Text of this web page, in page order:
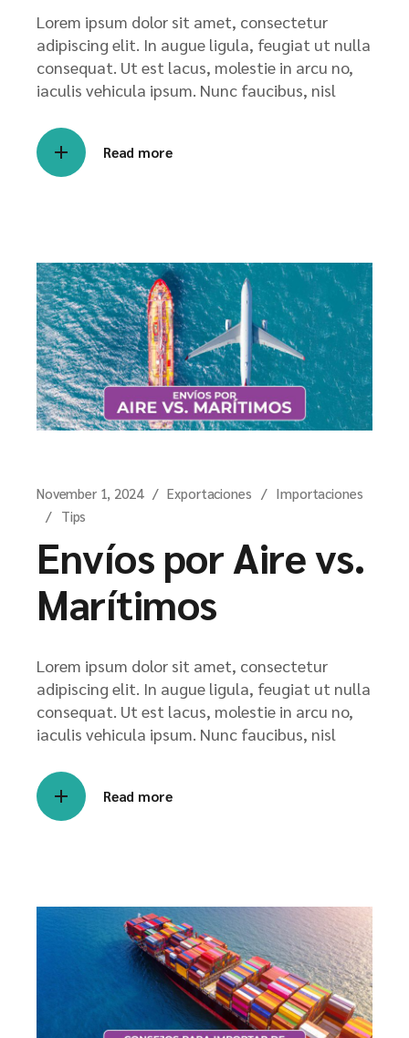
Lorem ipsum dolor sit amet, consectetur
adipiscing elit. In augue ligula, feugiat ut nulla
consequat. Ut est lacus, molestie in arcu no,
iaculis vehicula ipsum. Nunc faucibus, nisl
Read more
November 1, 2024 Exportaciones
Importaciones
Tips
Envíos por Aire vs.
Marítimos
Lorem ipsum dolor sit amet, consectetur
adipiscing elit. In augue ligula, feugiat ut nulla
consequat. Ut est lacus, molestie in arcu no,
iaculis vehicula ipsum. Nunc faucibus, nisl
Read more